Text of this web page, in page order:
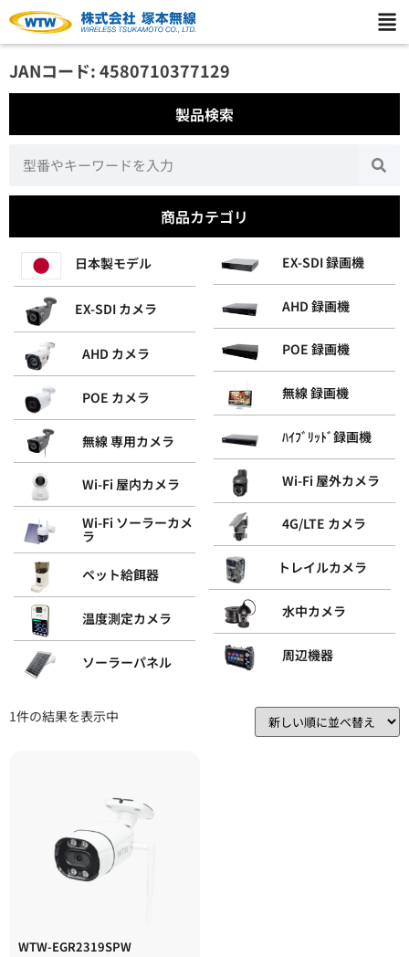
JANコード: 4580710377129
製品検索
商品カテゴリ
日本製モデル
EX-SDI カメラ
AHD カメラ
POE カメラ
無線 専用カメラ
Wi-Fi 屋内カメラ
Wi-Fi ソーラーカメ
ラ
ペット給餌器
温度測定カメラ
ソーラーパネル
EX-SDI 録画機
AHD 録画機
POE 録画機
無線 録画機
ﾊｲﾌﾞﾘｯﾄﾞ録画機
Wi-Fi 屋外カメラ
4G/LTE カメラ
トレイルカメラ
水中カメラ
周辺機器
1件の結果を表示中
WTW-EGR2319SPW